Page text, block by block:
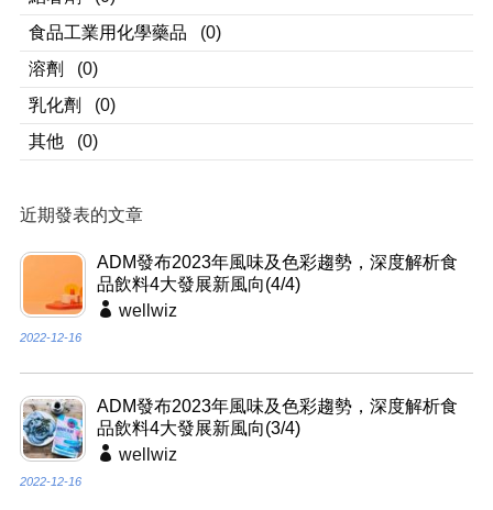
食品工業用化學藥品
(0)
溶劑
(0)
乳化劑
(0)
其他
(0)
近期發表的文章
ADM發布2023年風味及色彩趨勢，深度解析食
品飲料4大發展新風向(4/4)
wellwiz
2022-12-16
ADM發布2023年風味及色彩趨勢，深度解析食
品飲料4大發展新風向(3/4)
wellwiz
2022-12-16